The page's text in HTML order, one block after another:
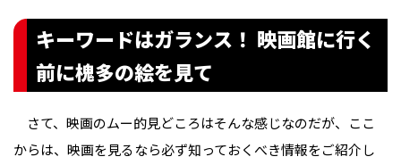
キーワードはガランス！ 映画館に行く
前に槐多の絵を見て
さて、映画のムー的見どころはそんな感じなのだが、ここ
からは、映画を見るなら必ず知っておくべき情報をご紹介し